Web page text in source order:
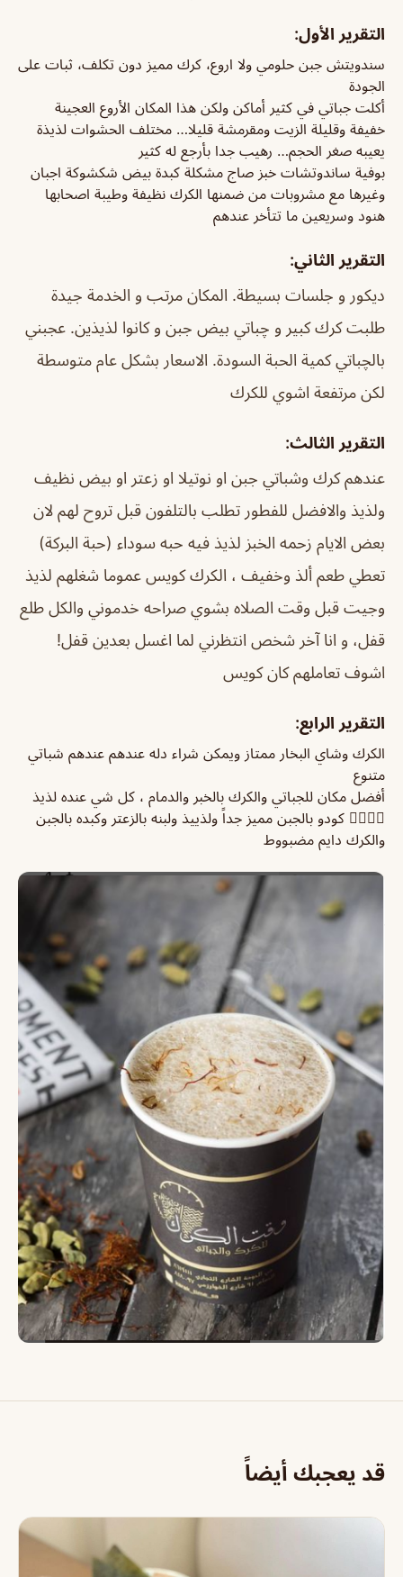
التقرير الأول:
سندويتش جبن حلومي ولا اروع، كرك مميز دون تكلف، ثبات على
الجودة
أكلت جباتي في كثير أماكن ولكن هذا المكان الأروع العجينة
خفيفة وقليلة الزيت ومقرمشة قليلا… مختلف الحشوات لذيذة
يعيبه صغر الحجم… رهيب جدا بأرجع له كثير
بوفية ساندوتشات خبز صاج مشكلة كبدة بيض شكشوكة اجبان
وغيرها مع مشروبات من ضمنها الكرك نظيفة وطيبة اصحابها
هنود وسريعين ما تتأخر عندهم
التقرير الثاني:
ديكور و جلسات بسيطة. المكان مرتب و الخدمة جيدة
طلبت كرك كبير و چباتي بيض جبن و كانوا لذيذين. عجبني
بالچباتي كمية الحبة السودة. الاسعار بشكل عام متوسطة
لكن مرتفعة اشوي للكرك
التقرير الثالث:
عندهم كرك وشباتي جبن او نوتيلا او زعتر او بيض نظيف
ولذيذ والافضل للفطور تطلب بالتلفون قبل تروح لهم لان
بعض الايام زحمه الخبز لذيذ فيه حبه سوداء (حبة البركة)
تعطي طعم ألذ وخفيف ، الكرك كويس عموما شغلهم لذيذ
وجيت قبل وقت الصلاه بشوي صراحه خدموني والكل طلع
قفل، و انا آخر شخص انتظرني لما اغسل بعدين قفل!
اشوف تعاملهم كان كويس
التقرير الرابع:
الكرك وشاي البخار ممتاز ويمكن شراء دله عندهم عندهم شباتي
متنوع
أفضل مكان للجباتي والكرك بالخبر والدمام ، كل شي عنده لذيذ
👌🏻👌🏻 كودو بالجبن مميز جداً ولذييذ ولبنه بالزعتر وكبده بالجبن
والكرك دايم مضبووط
قد يعجبك أيضاً